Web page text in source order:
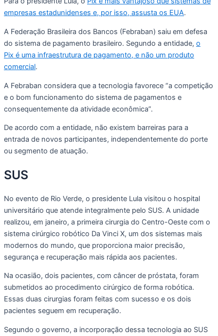
empresas estadunidenses e, por isso, assusta os EUA.
A Federação Brasileira dos Bancos (Febraban) saiu em defesa
do sistema de pagamento brasileiro. Segundo a entidade, o
Pix é uma infraestrutura de pagamento, e não um produto
comercial.
A Febraban considera que a tecnologia favorece “a competição
e o bom funcionamento do sistema de pagamentos e
consequentemente da atividade econômica”.
De acordo com a entidade, não existem barreiras para a
entrada de novos participantes, independentemente do porte
ou segmento de atuação.
SUS
No evento de Rio Verde, o presidente Lula visitou o hospital
universitário que atende integralmente pelo SUS. A unidade
realizou, em janeiro, a primeira cirurgia do Centro-Oeste com o
sistema cirúrgico robótico Da Vinci X, um dos sistemas mais
modernos do mundo, que proporciona maior precisão,
segurança e recuperação mais rápida aos pacientes.
Na ocasião, dois pacientes, com câncer de próstata, foram
submetidos ao procedimento cirúrgico de forma robótica.
Essas duas cirurgias foram feitas com sucesso e os dois
pacientes seguem em recuperação.
Segundo o governo, a incorporação dessa tecnologia ao SUS